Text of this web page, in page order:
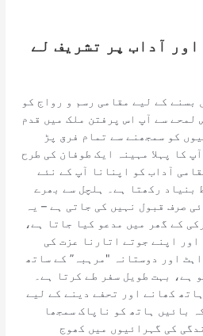
آداب پر تشریف لے
بسنے کے لیے مقامی رسم و رواج کو
لمحے سے آپ اس پرفتن ملک میں قدم
کو سمجھنے سے تمام فرق پڑ
کا پہلا مہینہ ایک طوفان کی طرح
آداب کو اپنانا آپ کے نئے
بنیاد رکھتا ہے۔ ہلچل سے بھرے
صرف قبول نہیں کی جاتی ہے – یہ
کے گھر میں مدعو کیا جاتا ہے،
اور اپنے جوتے اتارنا عزت کی
اور دوستانہ "مرہبہ” کے ساتھ
ہے، بہت طویل سفر طے کرتا ہے۔
کھانے اور تحفے دینے کے لیے
بائیں ہاتھ کو ناپاک سمجھا
کی گہرائیوں میں کھوج